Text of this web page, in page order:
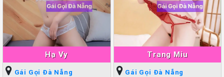
Hạ Vy
Gái Gọi Đà Nẵng
Trang Miu
Gái Gọi Đà Nẵng